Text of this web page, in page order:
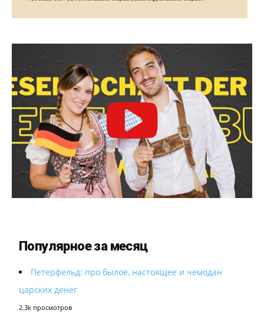
Популярное за месяц
Петерфельд: про былое, настоящее и чемодан
царских денег
2.3k просмотров